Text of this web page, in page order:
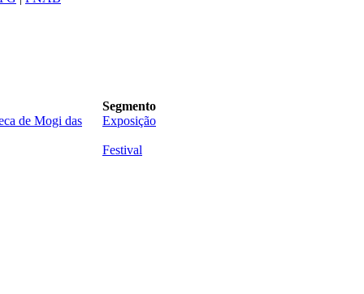
Segmento
de Mogi das
Exposição
Festival